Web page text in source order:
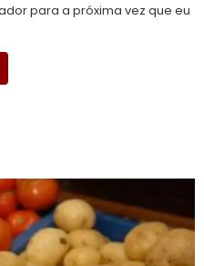
para a próxima vez que eu